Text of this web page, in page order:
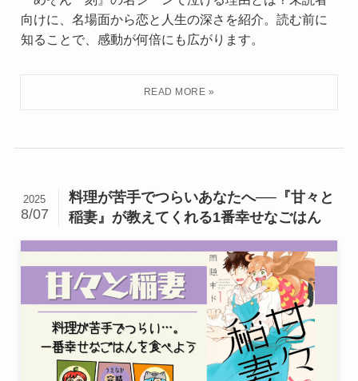
向けに、名場面から恋と人生の深さを紹介。読む前に
知ることで、感動が何倍にも広がります。
料理が苦手でつらいあなたへ──『甘々と
稲妻』が教えてくれる1番幸せなごはん
2025
8/07